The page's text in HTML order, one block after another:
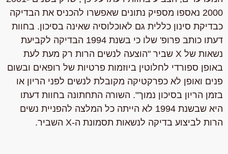
2000 נאספו מספיק נתונים שאפשרו להכניס את הבדיקה
כבדיקת סינון כללית גם לאוכלוסיה שאינה בסיכון. בחוות
דעתו כותב פרופ' שלו כי בשנת 1994 הבדיקה לקביעת
נשאות של X שביר "הוצעה לנשים הרות רק מעת לעת
באופן ספורדי לחלוטין ביוזמות פרטיות של רופאים ובשום
פנים ואופן לא כפרקטיקה מקובלת לנשים לפני הריון או
בזמן הריון בסיכון נמוך". השורה התחתונה בחוות דעתו
היא שבשנת 1994 לא הייתה כל המלצה להפניית נשים
הרות לביצוע בדיקה לנשאות תסמונת ה-X השביר.